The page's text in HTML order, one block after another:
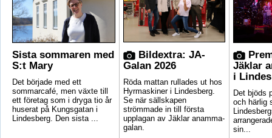
Sista sommaren med
S:t Mary
Det började med ett
sommarcafé, men växte till
ett företag som i dryga tio år
huserat på Kungsgatan i
Lindesberg. Den sista ...
Bildextra: JA-
Galan 2026
Röda mattan rullades ut hos
Hyrmaskiner i Lindesberg.
Se när sällskapen
strömmade in till första
upplagan av Jäklar anamma-
galan.
Jäklar
i
Det bjöds
och härlig
sin...